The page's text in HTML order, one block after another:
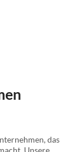
lernen, zum
Prozess ist,
findest
und
Elementen
zur
zu
das
Unsere